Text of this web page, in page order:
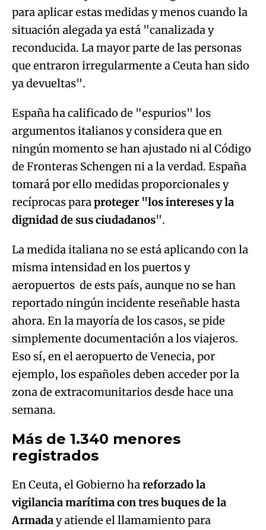
para aplicar estas medidas y menos cuando la
situación alegada ya está "canalizada y
reconducida. La mayor parte de las personas
que entraron irregularmente a Ceuta han sido
ya devueltas".
España ha calificado de "espurios" los
argumentos italianos y considera que en
ningún momento se han ajustado ni al Código
de Fronteras Schengen ni a la verdad. España
tomará por ello medidas proporcionales y
recíprocas paraproteger "los intereses y la
dignidad de sus ciudadanos".
La medida italiana no se está aplicando con la
misma intensidad en los puertos y
aeropuertos de ests país, aunque no se han
reportado ningún incidente reseñable hasta
ahora. En la mayoría de los casos, se pide
simplemente documentación a los viajeros.
Eso sí, en el aeropuerto de Venecia, por
ejemplo, los españoles deben acceder por la
zona de extracomunitarios desde hace una
semana.
Más de 1.340 menores
registrados
En Ceuta, el Gobierno hareforzado la
vigilancia marítima con tres buques de la
Armaday atiende el llamamiento para